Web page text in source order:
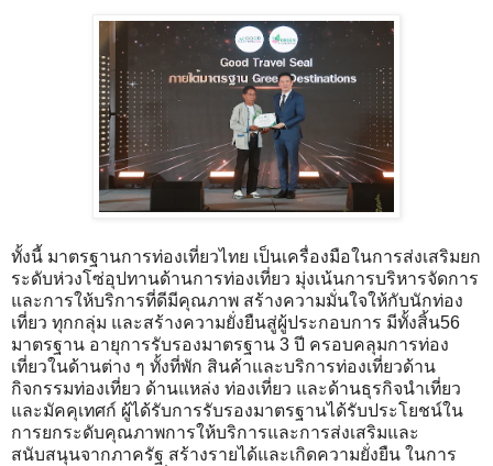
ทั้งนี้ มาตรฐานการท่องเที่ยวไทย เป็นเครื่องมือในการส่งเสริมยก
ระดับห่วงโซ่อุปทานด้านการท่องเที่ยว มุ่งเน้นการบริหารจัดการ
และการให้บริการที่ดีมีคุณภาพ สร้างความมั่นใจให้กับนักท่อง
เที่ยว ทุกกลุ่ม และสร้างความยั่งยืนสู่ผู้ประกอบการ มีทั้งสิ้น56
มาตรฐาน อายุการรับรองมาตรฐาน 3 ปี ครอบคลุมการท่อง
เที่ยวในด้านต่าง ๆ ทั้งที่พัก สินค้าและบริการท่องเที่ยวด้าน
กิจกรรมท่องเที่ยว ด้านแหล่ง ท่องเที่ยว และด้านธุรกิจนำเที่ยว
และมัคคุเทศก์ ผู้ได้รับการรับรองมาตรฐานได้รับประโยชน์ใน
การยกระดับคุณภาพการให้บริการและการส่งเสริมและ
สนับสนุนจากภาครัฐ สร้างรายได้และเกิดความยั่งยืน ในการ